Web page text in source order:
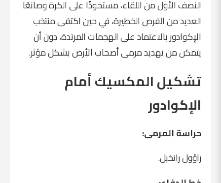
النصف الأول من اللقاء، مستحوذًا على الكرة وصانعًا
العديد من الفرص الخطيرة، في حين اكتفى منتخب
الإكوادور بالاعتماد على الهجمات المرتدة، دون أن
يتمكن من تهديد مرمى أصحاب الأرض بشكل مؤثر.
تشكيل المكسيك أمام
الإكوادور
حراسة المرمى:
راؤول رانخيل.